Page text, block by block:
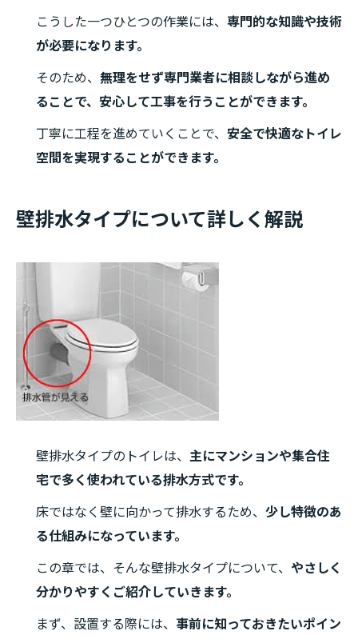
こうした一つひとつの作業には、 専門的な知識や技術
が必要になります。
そのため、 無理をせず専門業者に相談しながら進め
ることで、安心して工事を行うことができます。
丁寧に工程を進めていくことで、 安全で快適なトイレ
空間を実現することができます。
壁排水タイプについて詳しく解説
壁排水タイプのトイレは、 主にマンションや集合住
宅で多く使われている排水方式です。
床ではなく壁に向かって排水するため、 少し特徴のあ
る仕組みになっています。
この章では、そんな壁排水タイプについて、 やさしく
分かりやすくご紹介していきます。
まず、設置する際には、 事前に知っておきたいポイン